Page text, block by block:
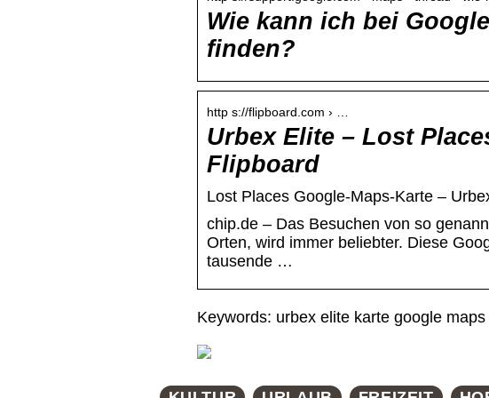
Wie kann ich bei
finden?
http s://flipboard.com › …
Urbex Elite – Lost
Flipboard
Lost Places Google-Maps-Karte –
chip.de – Das Besuchen von so
Orten, wird immer beliebter. Diese
tausende …
Keywords: urbex elite karte google maps